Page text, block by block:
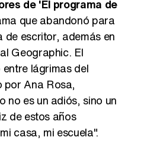
de 'El programa de
que abandonó para
de escritor, además en
Geographic. El
lágrimas del
por Ana Rosa,
no es un adiós, sino un
de estos años
casa, mi escuela".